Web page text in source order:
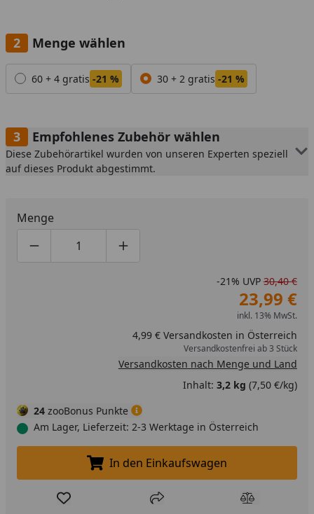
Menge wählen
Alle anzeigen (2)
60 + 4 gratis -21 % 30 + 2 gratis -21 %
Empfohlenes Zubehör wählen
Diese Zubehörartikel wurden von unseren Experten speziell
auf dieses Produkt abgestimmt.
Menge
Produktmenge um eins verringern
Produktmenge manuell eingeben
Produktmenge um eins erhöhen
-21% UVP 30,40 €
23,99 €
inkl. 13% MwSt.
4,99 € Versandkosten in Österreich
Versandkostenfrei ab 3 Stück
Versandkosten nach Menge und Land
Inhalt: 3,2 kg (7,50 €/kg)
24 zooBonus Punkte
Am Lager, Lieferzeit: 2-3 Werktage in Österreich
In den Einkaufswagen legen
In den Einkaufswagen
Produkt zur Wunschliste hinzufügen
Teilen Produkt